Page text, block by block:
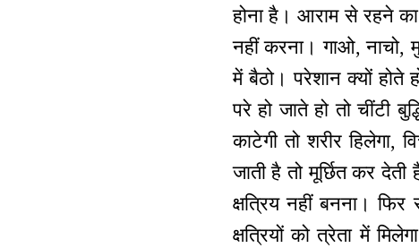
होना है। आराम से रहने का
नहीं करना। गाओ, नाचो,
में बैठो। परेशान क्यों होते
परे हो जाते हो तो चींटी
काटेगी तो शरीर हिलेगा,
जाती है तो मूर्छित कर
क्षत्रिय नहीं बनना। फिर
क्षत्रियों को त्रेता में